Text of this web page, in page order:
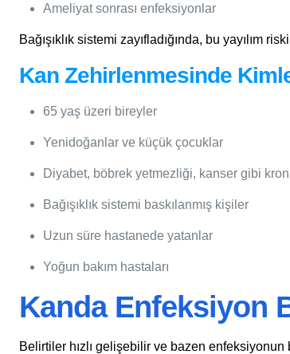
Ameliyat sonrası enfeksiyonlar
Bağışıklık sistemi zayıfladığında, bu yayılım
Kan Zehirlenmesinde
65 yaş üzeri bireyler
Yenidoğanlar ve küçük çocuklar
Diyabet, böbrek yetmezliği, kanser gibi
Bağışıklık sistemi baskılanmış kişiler
Uzun süre hastanede yatanlar
Yoğun bakım hastaları
Kanda Enfeksiyon
Belirtiler hızlı gelişebilir ve bazen enfeksiyonun